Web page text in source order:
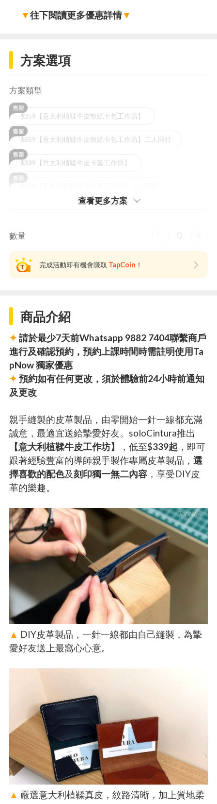
▼往下閱讀更多優惠詳情▼
方案選項
方案類型
$359【意大利植鞣牛皮散紙卡包工作坊】
$659【意大利植鞣牛皮散紙卡包工作坊】二人同行
$339【意大利植鞣牛皮卡套工作坊】
查看更多⽅案
數量 0
完成活動即有機會賺取 TapCoin ！
商品介紹
✦ 請於最少7天前Whatsapp 9882 7404聯繫商戶
進行及確認預約，預約上課時間時需註明使用Ta
pNow 獨家優惠
✦ 預約如有任何更改，須於體驗前24小時前通知
及更改
親手縫製的皮革製品，由零開始一針一線都充滿
誠意，最適宜送給摯愛好友。soloCintura推出
【意大利植鞣牛皮工作坊】
，低至$339起 ，即可
跟著經驗豐富的導師親手製作專屬皮革製品，選
擇喜歡的配色及刻印獨一無二內容 ，享受DIY皮
革的樂趣。
▲ DIY皮革製品，一針一線都由自己縫製，為摯
愛好友送上最窩心心意。
▲ 嚴選意大利植鞣真皮，紋路清晰，加上質地柔